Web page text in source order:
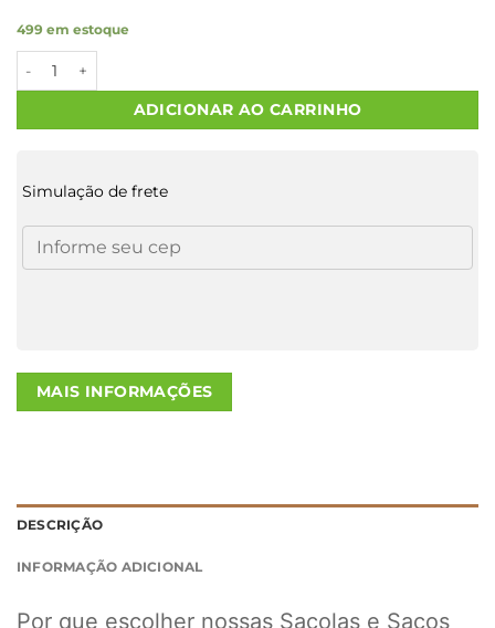
499 em estoque
ADICIONAR AO CARRINHO
Simulação de frete
MAIS INFORMAÇÕES
DESCRIÇÃO
INFORMAÇÃO ADICIONAL
Por que escolher nossas Sacolas e Sacos